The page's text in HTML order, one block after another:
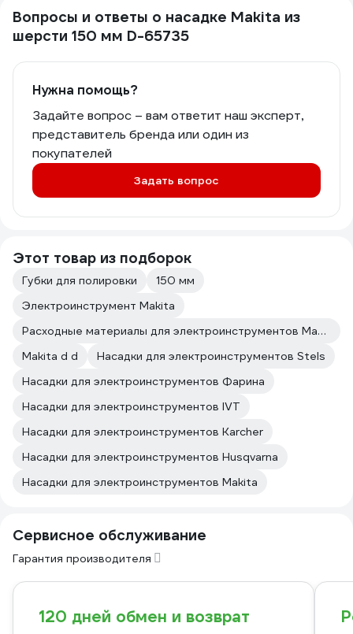
Вопросы и ответы о насадке Makita из
шерсти 150 мм D-65735
Нужна помощь?
Задайте вопрос – вам ответит наш эксперт,
представитель бренда или один из
покупателей
Задать вопрос
Этот товар из подборок
Губки для полировки
150 мм
Электроинструмент Makita
Расходные материалы для электроинструментов Makita
Makita d d
Насадки для электроинструментов Stels
Насадки для электроинструментов Фарина
Насадки для электроинструментов IVT
Насадки для электроинструментов Karcher
Насадки для электроинструментов Husqvarna
Насадки для электроинструментов Makita
Сервисное обслуживание
Гарантия производителя
120 дней обмен и возврат